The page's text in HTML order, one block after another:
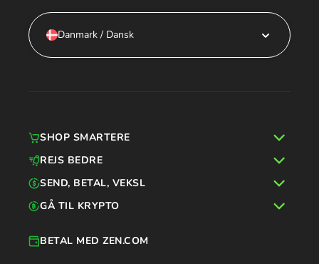
Danmark / Dansk
BETAL MED ZEN.COM
SHOP SMARTERE
REJS BEDRE
SEND, BETAL, VEKSL
GÅ TIL KRYPTO